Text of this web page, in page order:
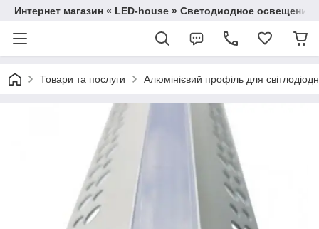
Интернет магазин « LED-house » Светодиодное освещение
Товари та послуги Алюмінієвий профіль для